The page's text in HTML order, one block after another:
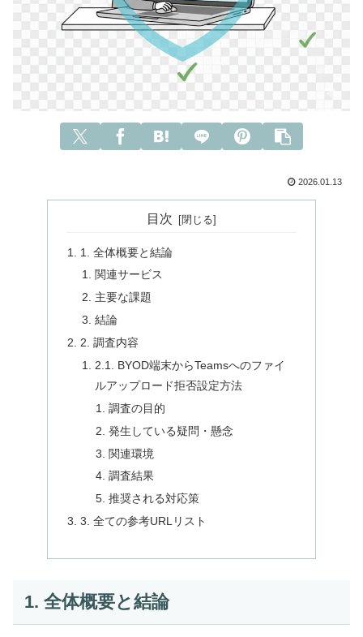
2026.01.13
目次
1. 全体概要と結論
関連サービス
主要な課題
結論
2. 調査内容
2.1. BYOD端末からTeamsへのファイ
ルアップロード拒否設定方法
調査の目的
発生している疑問・懸念
関連環境
調査結果
推奨される対応策
3. 全ての参考URLリスト
1. 全体概要と結論